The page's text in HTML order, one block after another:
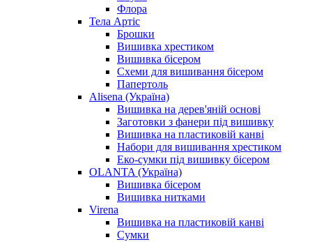
Флора
Тела Артіс
Брошки
Вишивка хрестиком
Вишивка бісером
Схеми для вишивання бісером
Папертоль
Alisena (Україна)
Вишивка на дерев'яній основі
Заготовки з фанери під вишивку
Вишивка на пластиковій канві
Набори для вишивання хрестиком
Еко-сумки під вишивку бісером
OLANTA (Україна)
Вишивка бісером
Вишивка нитками
Virena
Вишивка на пластиковій канві
Сумки